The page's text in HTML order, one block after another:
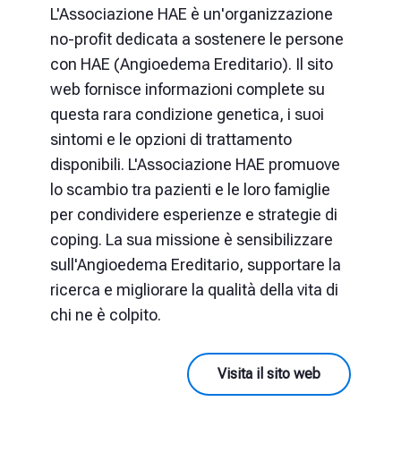
L'Associazione HAE è un'organizzazione
no-profit dedicata a sostenere le persone
con HAE (Angioedema Ereditario). Il sito
web fornisce informazioni complete su
questa rara condizione genetica, i suoi
sintomi e le opzioni di trattamento
disponibili. L'Associazione HAE promuove
lo scambio tra pazienti e le loro famiglie
per condividere esperienze e strategie di
coping. La sua missione è sensibilizzare
sull'Angioedema Ereditario, supportare la
ricerca e migliorare la qualità della vita di
chi ne è colpito.
Visita il sito web